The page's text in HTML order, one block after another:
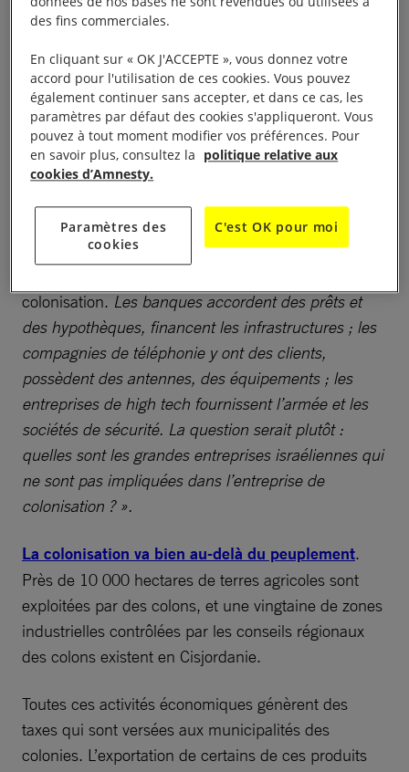
Une colonisation au-delà
du peuplement
Après la construction, viendront les services, eau,
électricité, téléphonie, commerces, dont bénéficient
les colons comme les autres citoyens israéliens.
impliquées dans l’existence et l’expansion des
, explique Dror Etkes, fondateur de l’ONG
colonisation. Les banques accordent des prêts et
des hypothèques, financent les infrastructures ; les
compagnies de téléphonie y ont des clients,
possèdent des antennes, des équipements ; les
entreprises de high tech fournissent l’armée et les
sociétés de sécurité. La question serait plutôt :
quelles sont les grandes entreprises israéliennes qui
ne sont pas impliquées dans l’entreprise de
colonisation ? ».
La colonisation va bien au-delà du peuplement.
Près de 10 000 hectares de terres agricoles sont
exploitées par des colons, et une vingtaine de zones
industrielles contrôlées par les conseils régionaux
des colons existent en Cisjordanie.
Toutes ces activités économiques génèrent des
taxes qui sont versées aux municipalités des
colonies. L’exportation de certains de ces produits
des fins commerciales.
En cliquant sur « OK J'ACCEPTE », vous donnez votre
accord pour l'utilisation de ces cookies. Vous pouvez
également continuer sans accepter, et dans ce cas, les
paramètres par défaut des cookies s'appliqueront. Vous
pouvez à tout moment modifier vos préférences. Pour
en savoir plus, consultez la politique relative aux
cookies d’Amnesty.
Paramètres des
cookies
C'est OK pour moi